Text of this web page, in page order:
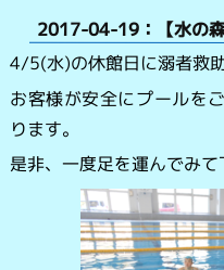
2017-04-19：【水の
4/5(水)の休館日に溺者救
お客様が安全にプールを
ります。
是非、一度足を運んでみて